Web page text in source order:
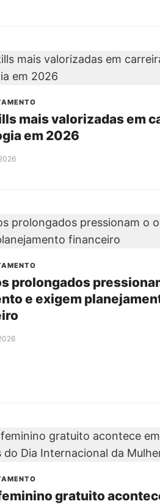
mais valorizadas em
em 2026
prolongados
e exigem
gratuito